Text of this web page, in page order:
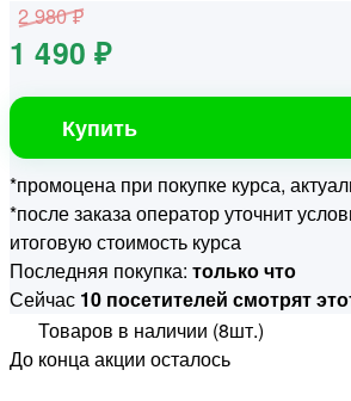
2 980 ₽
1 490 ₽
Купить
*промоцена при покупке курса,
*после заказа оператор уточнит
итоговую стоимость курса
Последняя покупка: только что
Сейчас 10 посетителей смотрят
Товаров в наличии (8шт.)
До конца акции осталось